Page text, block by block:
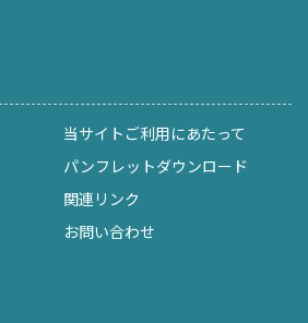
当サイトご利用にあたって
パンフレットダウンロード
関連リンク
お問い合わせ